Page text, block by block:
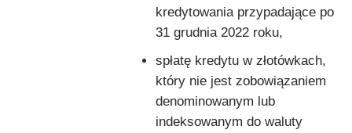
kredytowania przypadające po
31 grudnia 2022 roku,
spłatę kredytu w złotówkach,
który nie jest zobowiązaniem
denominowanym lub
indeksowanym do waluty